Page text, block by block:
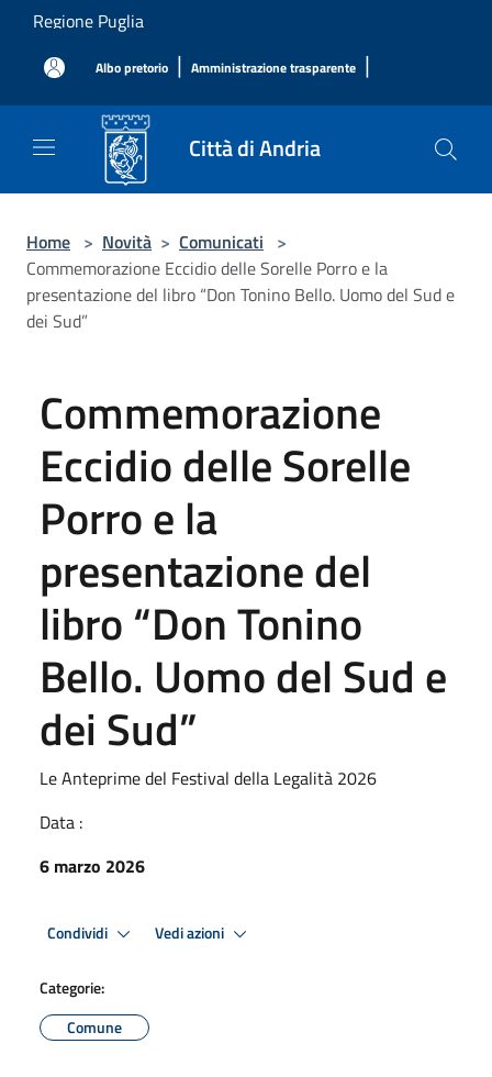
Salta al contenuto principale
Regione Puglia
Albo pretorio | Amministrazione trasparente |
Città di Andria
Home > Novità > Comunicati >
Commemorazione Eccidio delle Sorelle Porro e la
presentazione del libro “Don Tonino Bello. Uomo del Sud e
dei Sud”
Commemorazione
Eccidio delle Sorelle
Porro e la
presentazione del
libro “Don Tonino
Bello. Uomo del Sud e
dei Sud”
Le Anteprime del Festival della Legalità 2026
Data :
6 marzo 2026
Condividi Vedi azioni
Categorie:
Comune